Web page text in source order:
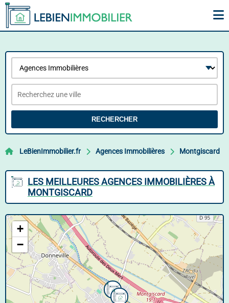
RECHERCHER
LeBienImmobilier.fr Agences Immobilières Montgiscard
LES MEILLEURES AGENCES IMMOBILIÈRES À
MONTGISCARD
+
−